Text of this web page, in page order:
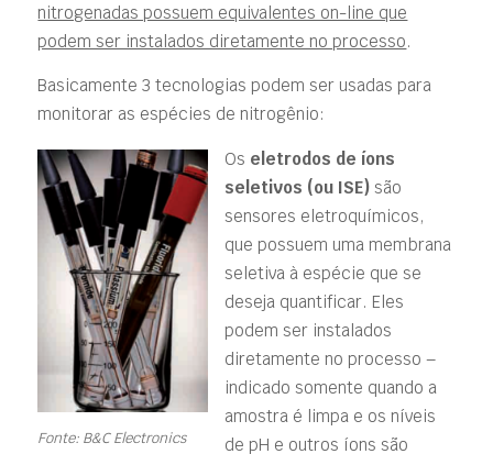
nitrogenadas possuem equivalentes on-line que
podem ser instalados diretamente no processo.
Basicamente 3 tecnologias podem ser usadas para
monitorar as espécies de nitrogênio:
Fonte: B&C Electronics
Os eletrodos de íons
seletivos (ou ISE) são
sensores eletroquímicos,
que possuem uma membrana
seletiva à espécie que se
deseja quantificar. Eles
podem ser instalados
diretamente no processo –
indicado somente quando a
amostra é limpa e os níveis
de pH e outros íons são